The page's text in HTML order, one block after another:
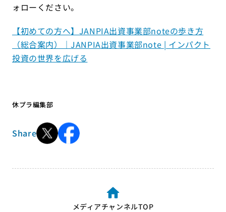
ォローください。
【初めての方へ】JANPIA出資事業部noteの歩き方
（総合案内）｜JANPIA出資事業部note | インパクト
投資の世界を広げる
休プラ編集部
Share
メディアチャンネルTOP